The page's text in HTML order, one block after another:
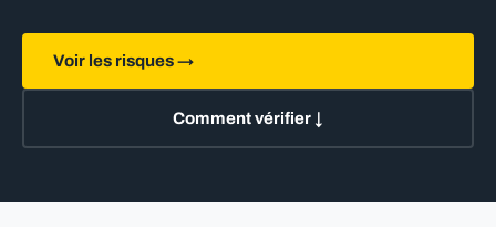
Voir les risques →
Comment vérifier ↓